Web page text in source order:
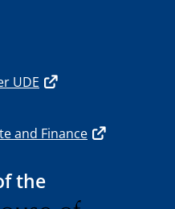
UDE
and Finance
the